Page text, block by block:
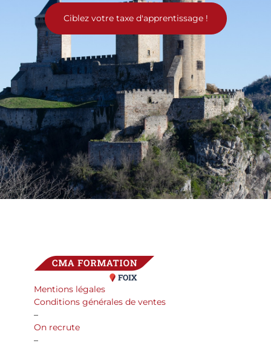
Ciblez votre taxe d'apprentissage !
Mentions légales
Conditions générales de ventes
–
On recrute
–